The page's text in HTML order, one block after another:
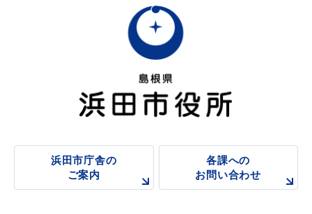
浜田市庁舎の
ご案内
各課への
お問い合わせ